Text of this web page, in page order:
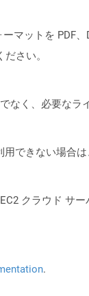
ットを PDF、
さい。
く、必要なラ
できない場合は
クラウド サ
.